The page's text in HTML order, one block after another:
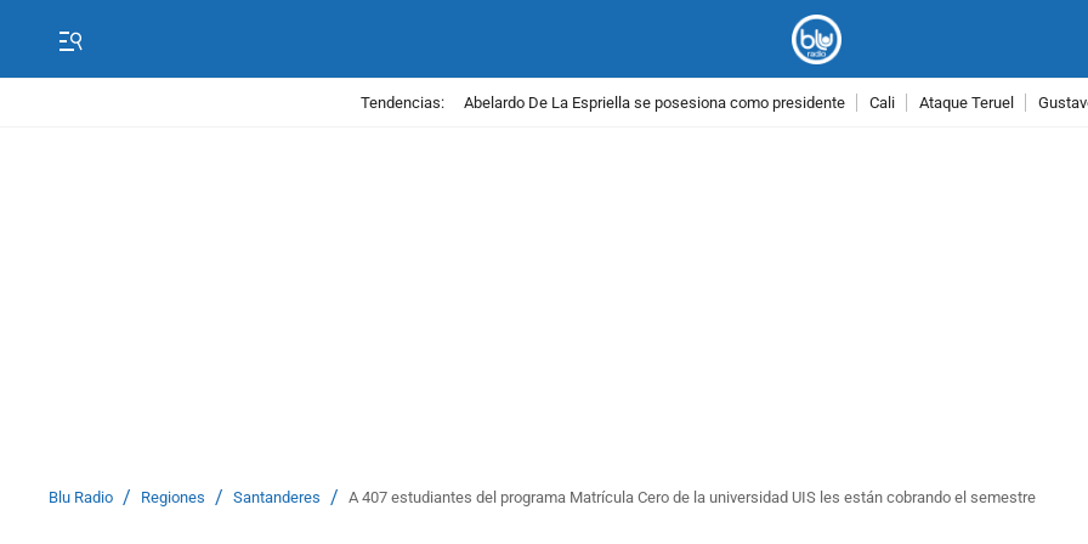
Tendencias: Abelardo De La Espriella se posesiona como presidente Cali Ataque Teruel
Blu Radio / Regiones / Santanderes / A 407 estudiantes del programa Matrícula Cero de la universidad UIS les están cobrando el semestre